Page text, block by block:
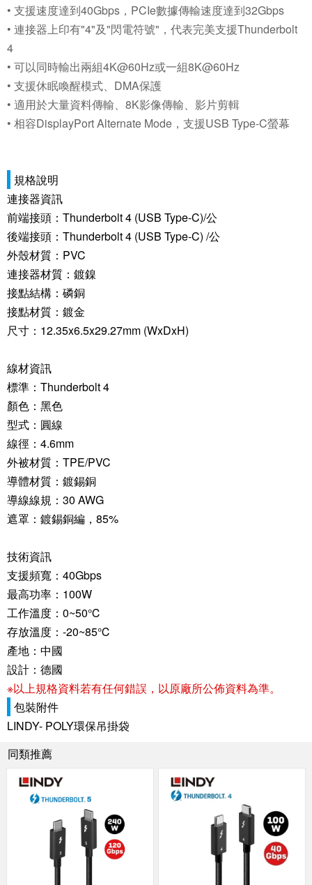
• 支援速度達到40Gbps，PCIe數據傳輸速度達到32Gbps
• 連接器上印有"4"及"閃電符號"，代表完美支援Thunderbolt
4
• 可以同時輸出兩組4K@60Hz或一組8K@60Hz
• 支援休眠喚醒模式、DMA保護
• 適用於大量資料傳輸、8K影像傳輸、影片剪輯
• 相容DisplayPort Alternate Mode，支援USB Type-C螢幕
規格說明
連接器資訊
前端接頭：Thunderbolt 4 (USB Type-C)/公
後端接頭：Thunderbolt 4 (USB Type-C) /公
外殼材質：PVC
連接器材質：鍍鎳
接點結構：磷銅
接點材質：鍍金
尺寸：12.35x6.5x29.27mm (WxDxH)
線材資訊
標準：Thunderbolt 4
顏色：黑色
型式：圓線
線徑：4.6mm
外被材質：TPE/PVC
導體材質：鍍錫銅
導線線規：30 AWG
遮罩：鍍錫銅編，85%
技術資訊
支援頻寬：40Gbps
最高功率：100W
工作溫度：0~50℃
存放溫度：-20~85℃
產地：中國
設計：德國
※以上規格資料若有任何錯誤，以原廠所公佈資料為準。
包裝附件
LINDY- POLY環保吊掛袋
同類推薦